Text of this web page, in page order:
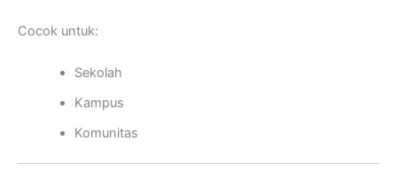
Cocok untuk:
Sekolah
Kampus
Komunitas